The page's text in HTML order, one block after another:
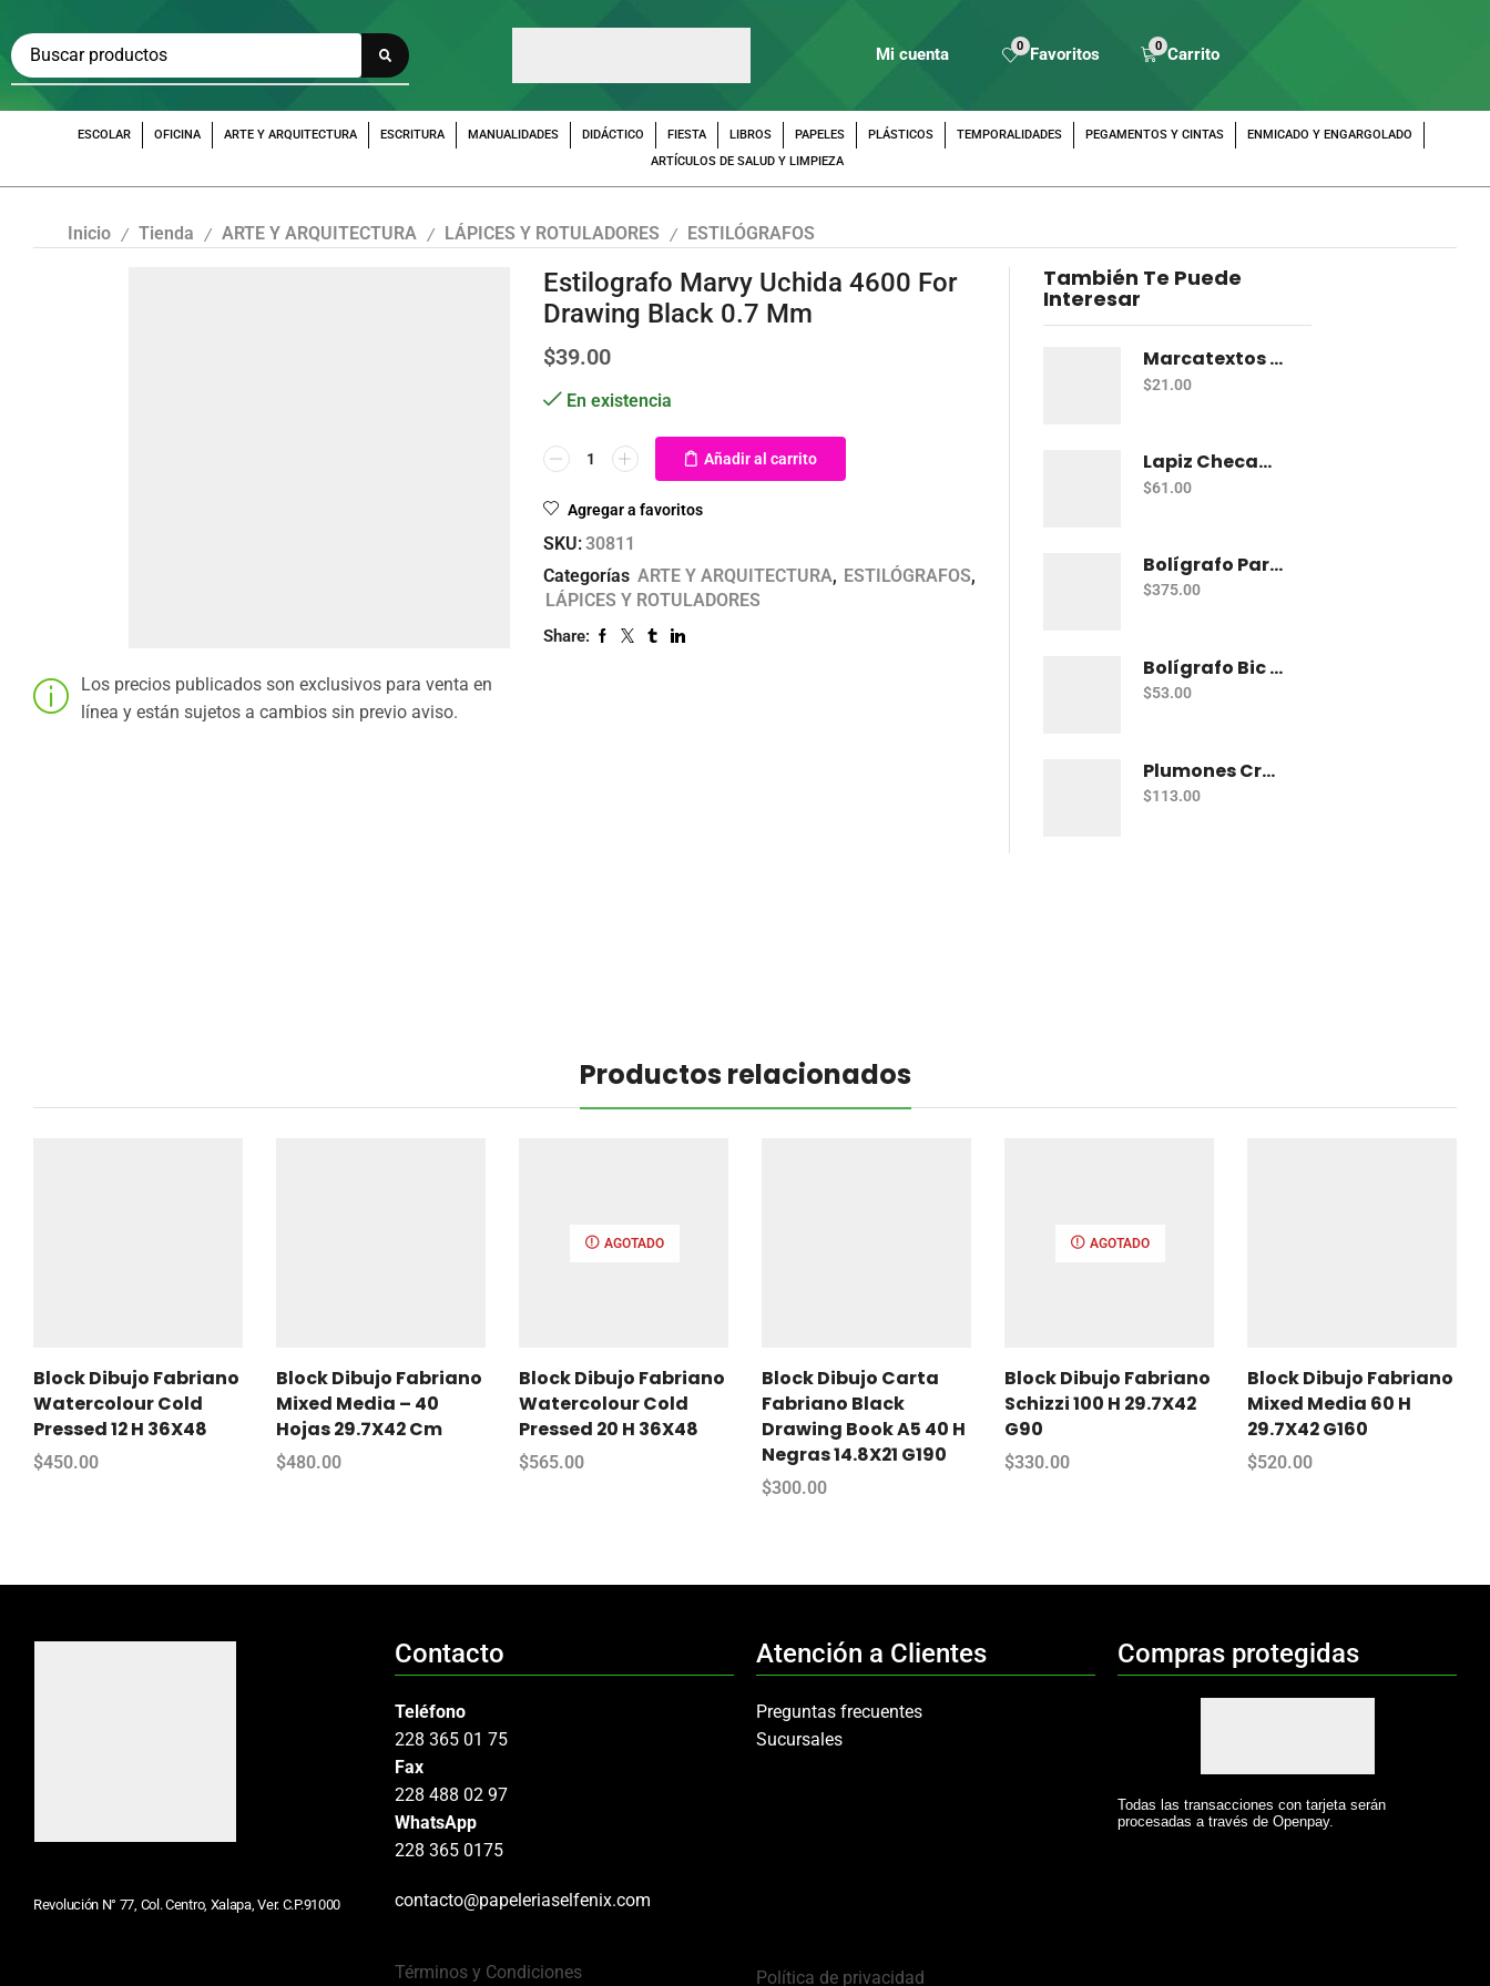
Mi cuenta 0 Favoritos 0 Carrito
ESCOLAR OFICINA ARTE Y ARQUITECTURA ESCRITURA MANUALIDADES DIDÁCTICO FIESTA LIBROS PAPELES PLÁSTICOS TEMPORALIDADES PEGAMENTOS Y CINTAS
ENMICADO Y ENGARGOLADO
ARTÍCULOS DE SALUD Y LIMPIEZA
Inicio / Tienda / ARTE Y ARQUITECTURA / LÁPICES Y ROTULADORES / ESTILÓGRAFOS
Los precios publicados son exclusivos para venta en
línea y están sujetos a cambios sin previo aviso.
Estilografo Marvy Uchida 4600 For
Drawing Black 0.7 Mm
$39.00
En existencia
Añadir al carrito
Agregar a favoritos
SKU:30811
Categorías ARTE Y ARQUITECTURA, ESTILÓGRAFOS,
LÁPICES Y ROTULADORES
Share:
También Te Puede
Interesar
Marcatextos Zebra J Roller Hl 2 Puntas Rosa
$21.00
Lapiz Checador Pelikan Rojo Carmin C/10
$61.00
Bolígrafo Parker Jotter Kensington Ct Bp
$375.00
Bolígrafo Bic Cristal Fashion Con 15 Punto Grueso (1.2 Mm)
$53.00
Plumones Crayola Super Tips Pastel Con 12
$113.00
Productos relacionados
Block Dibujo Fabriano
Watercolour Cold
Pressed 12 H 36X48
$450.00
Block Dibujo Fabriano
Mixed Media – 40
Hojas 29.7X42 Cm
$480.00
AGOTADO
Block Dibujo Fabriano
Watercolour Cold
Pressed 20 H 36X48
$565.00
Block Dibujo Carta
Fabriano Black
Drawing Book A5 40 H
Negras 14.8X21 G190
$300.00
AGOTADO
Block Dibujo Fabriano
Schizzi 100 H 29.7X42
G90
$330.00
Block Dibujo Fabriano
Mixed Media 60 H
29.7X42 G160
$520.00
Revolución N° 77, Col. Centro, Xalapa, Ver. C.P.91000
Contacto
Teléfono
228 365 01 75
Fax
228 488 02 97
WhatsApp
228 365 0175
contacto@papeleriaselfenix.com
Términos y Condiciones
Atención a Clientes
Preguntas frecuentes
Sucursales
Política de privacidad
Compras protegidas
Todas las transacciones con tarjeta serán
procesadas a través de Openpay.